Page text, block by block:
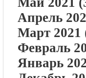
Апрель
Март 2021
Февраль
Январь